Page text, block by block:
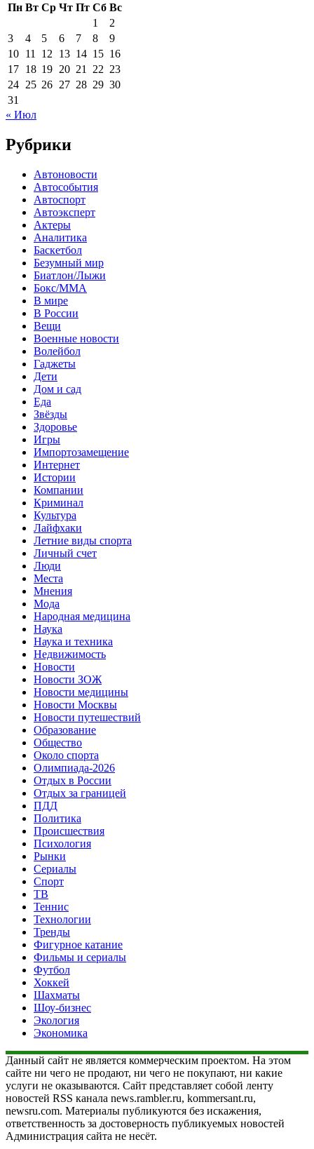
Пн Вт Ср Чт Пт Сб Вс
1
2
3
4 5 6 7 8
9
10 11 12 13 14 15 16
17 18 19 20 21 22 23
24 25 26 27 28 29 30
31
« Июл
Рубрики
Автоновости
Автособытия
Автоспорт
Автоэксперт
Актеры
Аналитика
Баскетбол
Безумный мир
Биатлон/Лыжи
Бокс/MMA
В мире
В России
Вещи
Военные новости
Волейбол
Гаджеты
Дети
Дом и сад
Еда
Звёзды
Здоровье
Игры
Импортозамещение
Интернет
Истории
Компании
Криминал
Культура
Лайфхаки
Летние виды спорта
Личный счет
Люди
Места
Мнения
Мода
Народная медицина
Наука
Наука и техника
Недвижимость
Новости
Новости ЗОЖ
Новости медицины
Новости Москвы
Новости путешествий
Образование
Общество
Около спорта
Олимпиада-2026
Отдых в России
Отдых за границей
ПДД
Политика
Происшествия
Психология
Рынки
Сериалы
Спорт
ТВ
Теннис
Технологии
Тренды
Фигурное катание
Фильмы и сериалы
Футбол
Хоккей
Шахматы
Шоу-бизнес
Экология
Экономика
Данный сайт не является коммерческим проектом. На этом
сайте ни чего не продают, ни чего не покупают, ни какие
услуги не оказываются. Сайт представляет собой ленту
новостей RSS канала news.rambler.ru, kommersant.ru,
newsru.com. Материалы публикуются без искажения,
ответственность за достоверность публикуемых новостей
Администрация сайта не несёт.